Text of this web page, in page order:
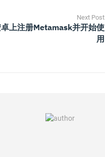
Next Post
上注册Metamask并开始使
用